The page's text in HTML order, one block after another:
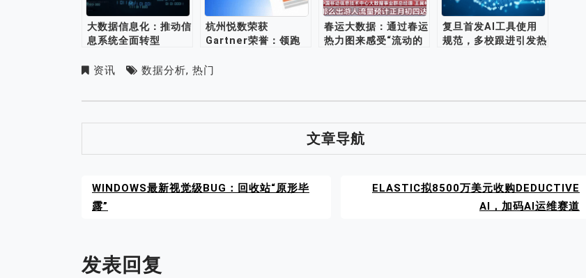
大数据信息化：推动信
息系统全面转型
杭州悦数荣获
Gartner荣誉：领跑
领域
春运大数据：通过春运
热力图来感受“流动的
复旦首发AI工具使用
规范，多校跟进引发热
资讯 数据分析, 热门
文章导航
WINDOWS最新视觉级BUG：回收站“原形毕
露”
ELASTIC拟8500万美元收购DEDUCTIVE
AI，加码AI运维赛道
发表回复